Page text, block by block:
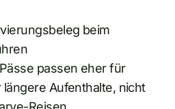
beim
passen eher für
Aufenthalte, nicht